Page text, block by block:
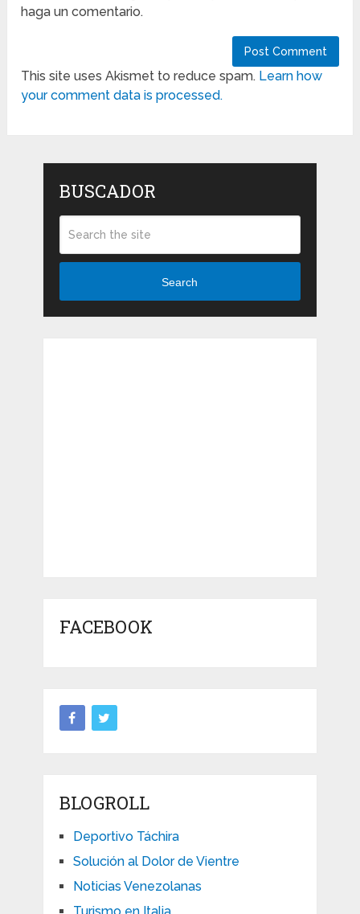
haga un comentario.
This site uses Akismet to reduce spam. Learn how
your comment data is processed.
BUSCADOR
Search
FACEBOOK
BLOGROLL
Deportivo Táchira
Solución al Dolor de Vientre
Noticias Venezolanas